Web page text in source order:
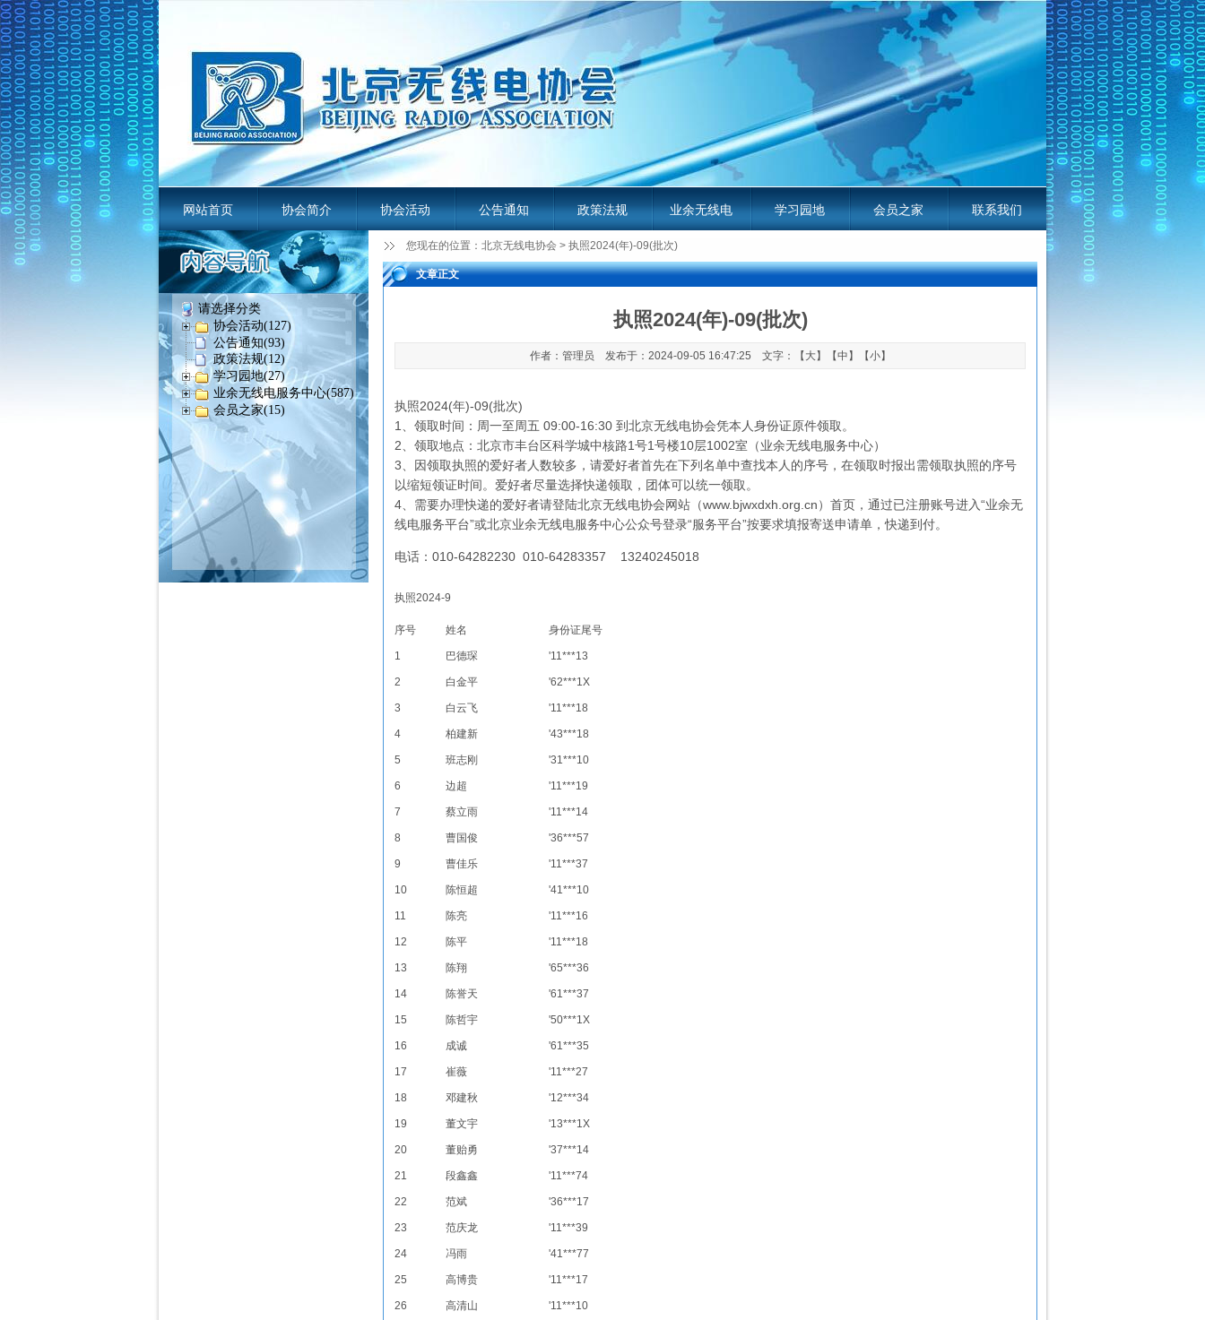
网站首页 协会简介 协会活动 公告通知 政策法规 业余无线电 学习园地 会员之家 联系我们
业余无线电服务平台 业余无线电平台服务指南
您现在的位置： 北京无线电协会 > 执照2024(年)-09(批次)
请选择分类
协会活动(127)
公告通知(93)
政策法规(12)
学习园地(27)
业余无线电服务中心(587)
会员之家(15)
文章正文
执照2024(年)-09(批次)
作者：管理员 发布于：2024-09-05 16:47:25 文字：【 大】【中 】【小】
执照2024(年)-09(批次)
1、领取时间：周一至周五 09:00-16:30 到北京无线电协会凭本人身份证原件领取。
2、领取地点：北京市丰台区科学城中核路1号1号楼10层1002室（业余无线电服务中心）
3、因领取执照的爱好者人数较多，请爱好者首先在下列名单中查找本人的序号，在领取时报出需领取执照的序号
以缩短领证时间。爱好者尽量选择快递领取，团体可以统一领取。
4、需要办理快递的爱好者请登陆北京无线电协会网站（www.bjwxdxh.org.cn）首页，通过已注册账号进入“业余无
线电服务平台”或北京业余无线电服务中心公众号登录“服务平台”按要求填报寄送申请单，快递到付。
电话：010-64282230 010-64283357 13240245018
执照2024-9
序号 姓名 身份证尾号
1 巴德琛 '11***13
2 白金平 '62***1X
3 白云飞 '11***18
4 柏建新 '43***18
5 班志刚 '31***10
6 边超 '11***19
7 蔡立雨 '11***14
8 曹国俊 '36***57
9 曹佳乐 '11***37
10 陈恒超 '41***10
11 陈亮 '11***16
12 陈平 '11***18
13 陈翔 '65***36
14 陈誉天 '61***37
15 陈哲宇 '50***1X
16 成诚 '61***35
17 崔薇 '11***27
18 邓建秋 '12***34
19 董文宇 '13***1X
20 董贻勇 '37***14
21 段鑫鑫 '11***74
22 范斌 '36***17
23 范庆龙 '11***39
24 冯雨 '41***77
25 高博贵 '11***17
26 高清山 '11***10